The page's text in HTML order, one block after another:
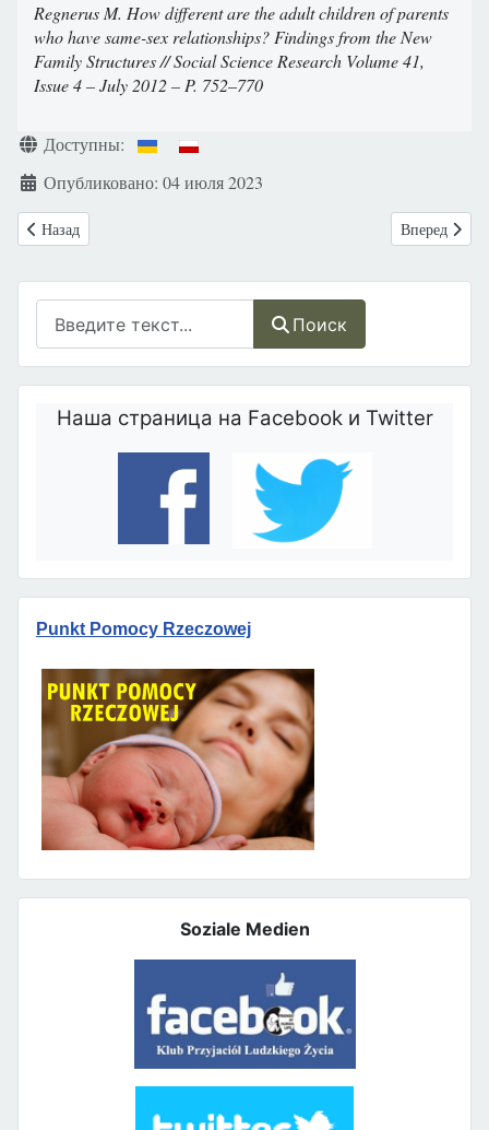
Поиск
Наша страница на Facebook и Twitter
Punkt Pomocy Rzeczowej
Soziale Medien
Regnerus M. How different are the adult children of parents
who have same-sex relationships? Findings from the New
Family Structures // Social Science Research Volume 41,
Issue 4 – July 2012 – P. 752–770
Информация о материале
Доступны:
Опубликовано: 04 июля 2023
Предыдущий: Канада: Провинция Саскачеван удаляет из школ
Назад Следующий:
Вперед